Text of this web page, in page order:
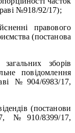
№918/92/17);
правового
(постанова
зборів
повідомлення
№904/6983/17,
(постанови
№910/8399/17,